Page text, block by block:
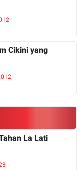
Cikini yang
La Lati